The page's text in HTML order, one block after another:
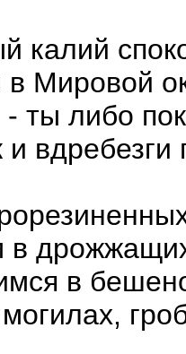
калий
Мировой
ты либо
вдребезги
в
в